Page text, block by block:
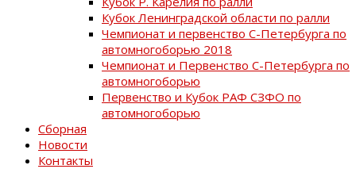
Кубок Ленинградской области по ралли
Чемпионат и первенство С-Петербурга по
автомногоборью 2018
Чемпионат и Первенство С-Петербурга по
автомногоборью
Первенство и Кубок РАФ СЗФО по
автомногоборью
Сборная
Новости
Контакты